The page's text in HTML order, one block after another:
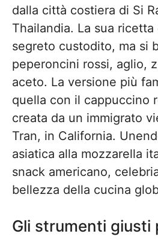
dalla città costiera di Si
Thailandia. La sua
segreto custodito, ma si
peperoncini rossi, aglio,
aceto. La versione più
quella con il cappuccino
creata da un immigrato
Tran, in California.
asiatica alla mozzarella
snack americano,
bellezza della cucina
Gli strumenti giusti